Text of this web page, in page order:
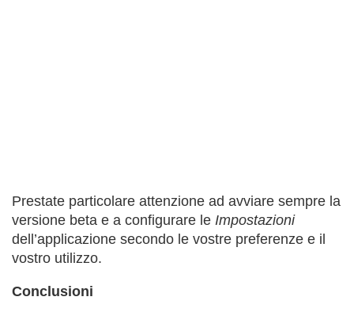
Prestate particolare attenzione ad avviare sempre la
versione beta e a configurare le Impostazioni
dell’applicazione secondo le vostre preferenze e il
vostro utilizzo.
Conclusioni